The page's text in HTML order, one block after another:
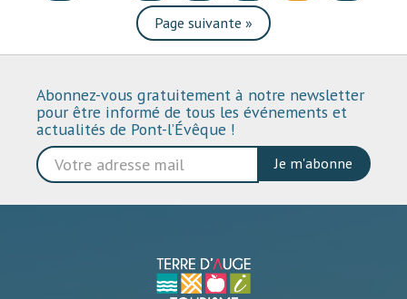
Page suivante »
Abonnez-vous gratuitement à notre newsletter
pour être informé de tous les événements et
actualités de Pont-l’Évêque !
Je m'abonne